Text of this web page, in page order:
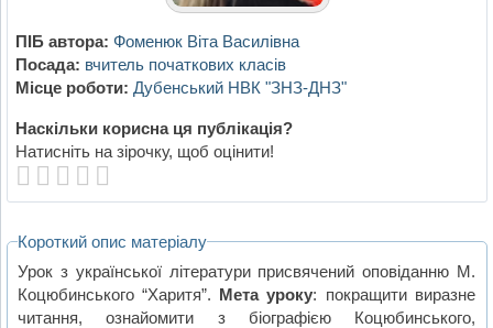
ПІБ автора: Фоменюк Віта Василівна
Посада: вчитель початкових класів
Місце роботи: Дубенський НВК "ЗНЗ-ДНЗ"
Наскільки корисна ця публікація?
Натисніть на зірочку, щоб оцінити!
Короткий опис матеріалу
Урок з української літератури присвячений оповіданню М.
Коцюбинського “Харитя”. Мета уроку: покращити виразне
читання, ознайомити з біографією Коцюбинського,